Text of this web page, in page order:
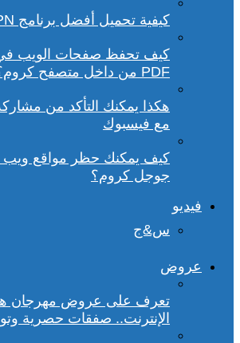
كيفية تحميل أفضل برنامج VPN مجاني
كيف تحفظ صفحات الويب
PDF من داخل متصفح كروم؟
هكذا يمكنك التأكد من
مع فيسبوك
كيف يمكنك حظر مواقع ويب
جوجل كروم؟
فيديو
س&ج
عروض
تعرف على عروض مهرجان
الإنترنت.. صفقات حصرية